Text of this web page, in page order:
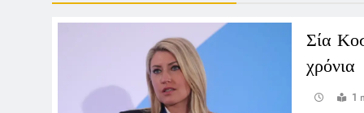
Σία
χρόνια
1